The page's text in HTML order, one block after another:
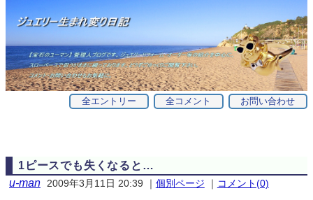
お問い合わせ
全コメント
全エントリー
1ピースでも失くなると…
u-man 2009年3月11日 20:39 ｜ 個別ページ ｜ コメント(0)